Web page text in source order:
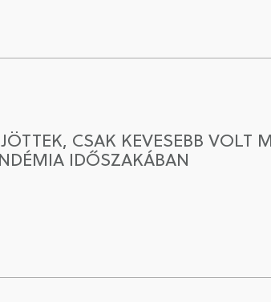
CSAK KEVESEBB VOLT
IDŐSZAKÁBAN